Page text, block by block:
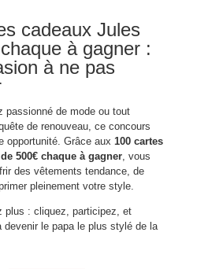
cadeaux Jules
à gagner :
à ne pas
passionné de mode ou tout
de renouveau, ce concours
opportunité. Grâce aux 100 cartes
500€ chaque à gagner , vous
des vêtements tendance, de
pleinement votre style.
plus : cliquez, participez, et
devenir le papa le plus stylé de la